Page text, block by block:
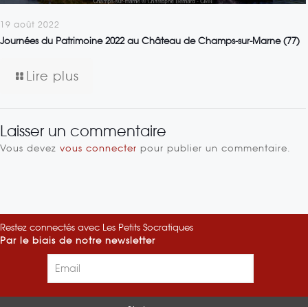
19 août 2022
Journées du Patrimoine 2022 au Château de Champs-sur-Marne (77)
Lire plus
Laisser un commentaire
Vous devez vous connecter pour publier un commentaire.
Restez connectés avec Les Petits Socratiques
Par le biais de notre newsletter